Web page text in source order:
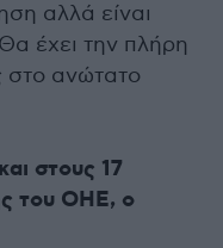
αλλά είναι
έχει την πλήρη
στο ανώτατο
στους 17
του ΟΗΕ, ο